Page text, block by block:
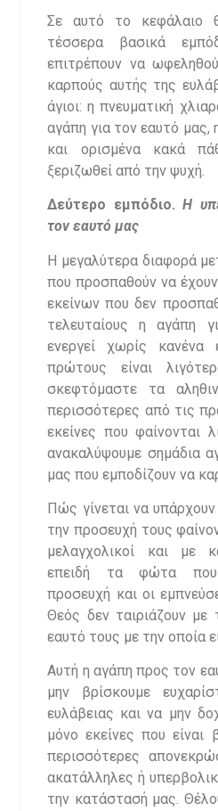
Σε αυτό το κεφάλαιο
τέσσερα βασικά
επιτρέπουν να
καρπούς αυτής της
άγιοι: η πνευματική
αγάπη για τον εαυτό μας,
και ορισμένα κακά
ξεριζωθεί από την ψυχή.
Δεύτερο εμπόδιο.Η
τον εαυτό μας
Η μεγαλύτερα διαφορά
που προσπαθούν να
εκείνων που δεν
τελευταίους η αγάπη
ενεργεί χωρίς κανένα
πρώτους είναι
σκεφτόμαστε τα
περισσότερες από τις
εκείνες που φαίνονται
ανακαλύψουμε σημάδια
μας που εμποδίζουν να
Πώς γίνεται να
την προσευχή τους
μελαγχολικοί και με
επειδή τα φώτα που
προσευχή και οι
Θεός δεν ταιριάζουν
εαυτό τους με την οποία
Αυτή η αγάπη προς τον
μην βρίσκουμε
ευλάβειας και να μην
μόνο εκείνες που είναι
περισσότερες
ακατάλληλες ή
την κατάστασή μας.